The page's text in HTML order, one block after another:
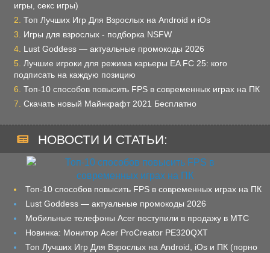
игры, секс игры)
Топ Лучших Игр Для Взрослых на Android и iOs
Игры для взрослых - подборка NSFW
Lust Goddess — актуальные промокоды 2026
Лучшие игроки для режима карьеры EA FC 25: кого
подписать на каждую позицию
Топ-10 способов повысить FPS в современных играх на ПК
Скачать новый Майнкрафт 2021 Бесплатно
НОВОСТИ И СТАТЬИ:
Топ-10 способов повысить FPS в современных играх на ПК
Lust Goddess — актуальные промокоды 2026
Мобильные телефоны Acer поступили в продажу в МТС
Новинка: Монитор Acer ProCreator PE320QXT
Топ Лучших Игр Для Взрослых на Android, iOs и ПК (порно